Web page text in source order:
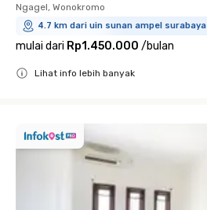
Ngagel, Wonokromo
4.7 km dari uin sunan ampel surabaya
mulai dari Rp1.450.000 /bulan
Lihat info lebih banyak